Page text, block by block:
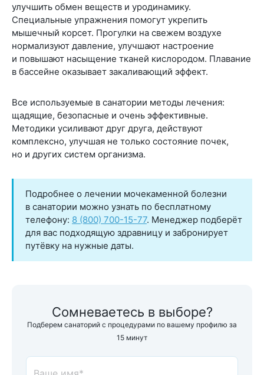
улучшить обмен веществ и уродинамику.
Специальные упражнения помогут укрепить
мышечный корсет. Прогулки на свежем воздухе
нормализуют давление, улучшают настроение
и повышают насыщение тканей кислородом. Плавание
в бассейне оказывает закаливающий эффект.
Все используемые в санатории методы лечения:
щадящие, безопасные и очень эффективные.
Методики усиливают друг друга, действуют
комплексно, улучшая не только состояние почек,
но и других систем организма.
Подробнее о лечении мочекаменной болезни
в санатории можно узнать по бесплатному
телефону: 8 (800) 700-15-77. Менеджер подберёт
для вас подходящую здравницу и забронирует
путёвку на нужные даты.
Сомневаетесь в выборе?
Подберем санаторий с процедурами по вашему профилю за
15 минут